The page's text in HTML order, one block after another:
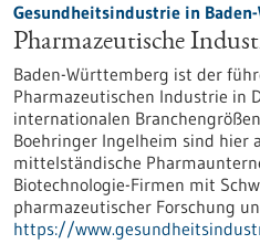
Gesundheitsindustrie in
Pharmazeutische
Baden-Württemberg ist der
Pharmazeutischen Industrie in
internationalen
Boehringer Ingelheim sind hier
mittelständische
Biotechnologie-Firmen mit
pharmazeutischer Forschung
https://